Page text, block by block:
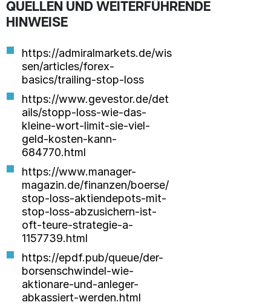
QUELLEN UND WEITERFÜHRENDE
HINWEISE
https://admiralmarkets.de/wis
sen/articles/forex-
basics/trailing-stop-loss
https://www.gevestor.de/det
ails/stopp-loss-wie-das-
kleine-wort-limit-sie-viel-
geld-kosten-kann-
684770.html
https://www.manager-
magazin.de/finanzen/boerse/
stop-loss-aktiendepots-mit-
stop-loss-abzusichern-ist-
oft-teure-strategie-a-
1157739.html
https://epdf.pub/queue/der-
borsenschwindel-wie-
aktionare-und-anleger-
abkassiert-werden.html